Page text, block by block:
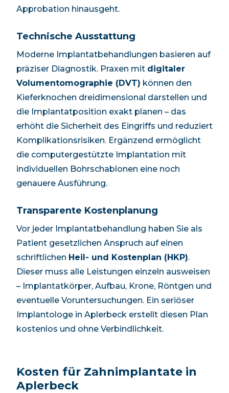
Approbation hinausgeht.
Technische Ausstattung
Moderne Implantatbehandlungen basieren auf
präziser Diagnostik. Praxen mit digitaler
Volumentomographie (DVT) können den
Kieferknochen dreidimensional darstellen und
die Implantatposition exakt planen – das
erhöht die Sicherheit des Eingriffs und reduziert
Komplikationsrisiken. Ergänzend ermöglicht
die computergestützte Implantation mit
individuellen Bohrschablonen eine noch
genauere Ausführung.
Transparente Kostenplanung
Vor jeder Implantatbehandlung haben Sie als
Patient gesetzlichen Anspruch auf einen
schriftlichen Heil- und Kostenplan (HKP).
Dieser muss alle Leistungen einzeln ausweisen
– Implantatkörper, Aufbau, Krone, Röntgen und
eventuelle Voruntersuchungen. Ein seriöser
Implantologe in Aplerbeck erstellt diesen Plan
kostenlos und ohne Verbindlichkeit.
Kosten für Zahnimplantate in
Aplerbeck